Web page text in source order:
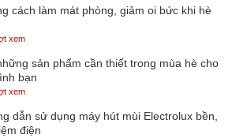
thức hơn. Đặc biệt, lò nướng có thiết kế
phần sang trọng sẽ làm nổi bật thêm
bạn.
cách làm mát phòng, giảm oi bức khi hè
xem
sản phẩm cần thiết trong mùa hè cho
bạn
xem
dẫn sử dụng máy hút mùi Electrolux bền,
điện